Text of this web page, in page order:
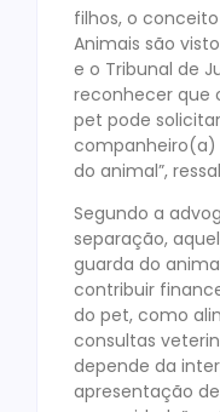
filhos, o
Animais são
e o Tribunal de
reconhecer que
pet pode
do animal”,
Segundo a
separação,
guarda do
contribuir
do pet, como
consultas
depende da
apresentação